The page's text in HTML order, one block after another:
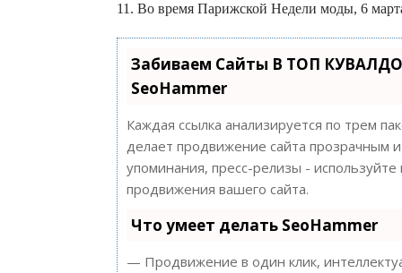
11. Во время Парижской Недели моды, 6
Забиваем Сайты В ТОП
SeoHammer
Каждая ссылка анализируется по трем
делает продвижение сайта прозрачным
упоминания, пресс-релизы -
продвижения вашего сайта.
Что умеет делать SeoHammer
— Продвижение в один клик,